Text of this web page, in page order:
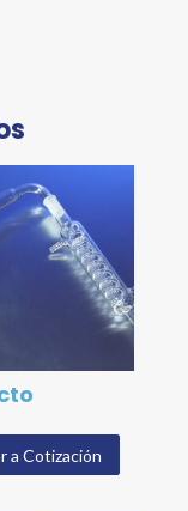
a Cotización